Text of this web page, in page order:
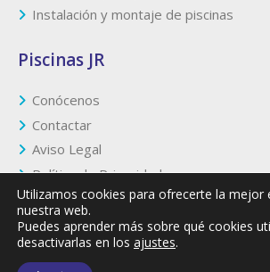
Instalación y montaje de piscinas
Piscinas JR
Conócenos
Contactar
Aviso Legal
Política de Privacidad
Política de Cookies
Utilizamos cookies para ofrecerte la mejor
nuestra web.
Puedes aprender más sobre qué cookies
desactivarlas en los ajustes.